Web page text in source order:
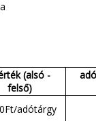
(alsó -
felső)
adótárgy